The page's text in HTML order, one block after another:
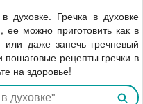
духовке. Гречка в духовке
ее можно приготовить как в
даже запечь гречневый
рецепты гречки в
на здоровье!